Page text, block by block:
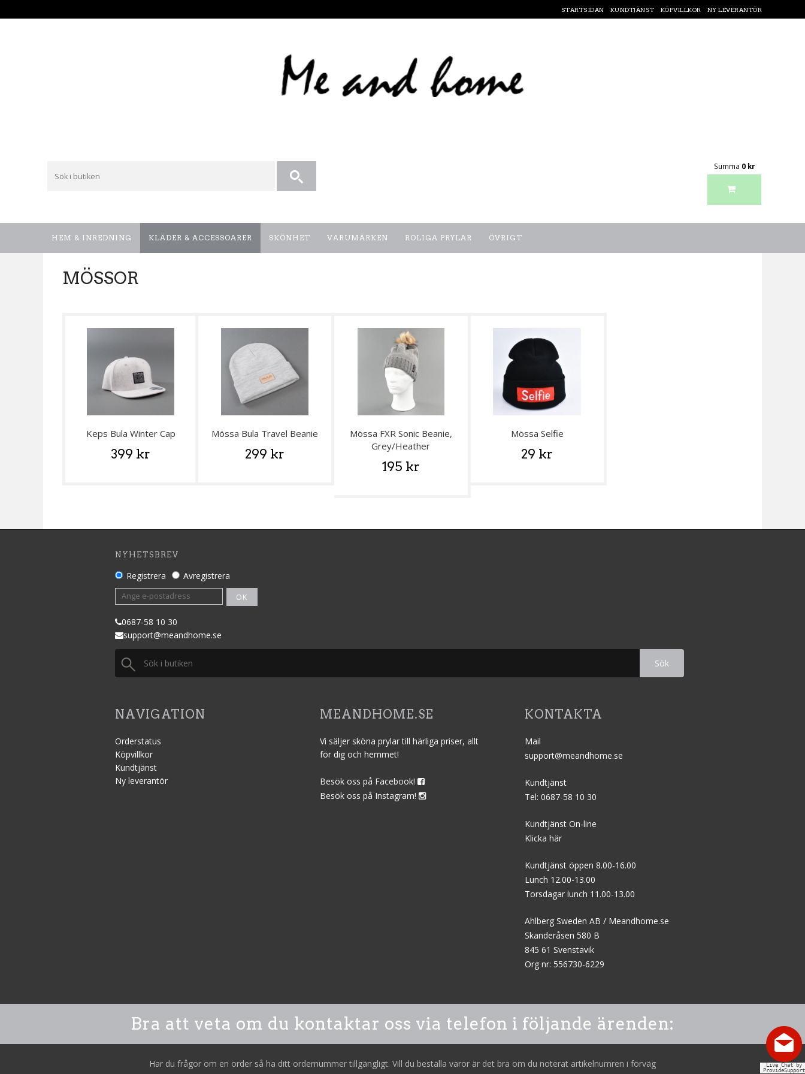
STARTSIDAN KUNDTJÄNST KÖPVILLKOR NY LEVERANTÖR
Summa 0 kr
HEM & INREDNING KLÄDER & ACCESSOARER SKÖNHET VARUMÄRKEN ROLIGA PRYLAR ÖVRIGT
MÖSSOR
Keps Bula Winter Cap
399 kr
Mössa Bula Travel Beanie
299 kr
Mössa FXR Sonic Beanie,
Grey/Heather
195 kr
Mössa Selfie
29 kr
NYHETSBREV
Registrera Avregistrera
OK
0687-58 10 30
support@meandhome.se
Sök
NAVIGATION
Orderstatus
Köpvillkor
Kundtjänst
Ny leverantör
MEANDHOME.SE
Vi säljer sköna prylar till härliga priser, allt
för dig och hemmet!
Besök oss på Facebook!
Besök oss på Instagram!
KONTAKTA
Mail
support@meandhome.se
Kundtjänst
Tel: 0687-58 10 30
Kundtjänst On-line
Klicka här
Kundtjänst öppen 8.00-16.00
Lunch 12.00-13.00
Torsdagar lunch 11.00-13.00
Ahlberg Sweden AB / Meandhome.se
Skanderåsen 580 B
845 61 Svenstavik
Org nr: 556730-6229
Live Chat by
ProvideSupport
Bra att veta om du kontaktar oss via telefon i följande ärenden:
Har du frågor om en order så ha ditt ordernummer tillgängligt. Vill du beställa varor är det bra om du noterat artikelnumren i förväg